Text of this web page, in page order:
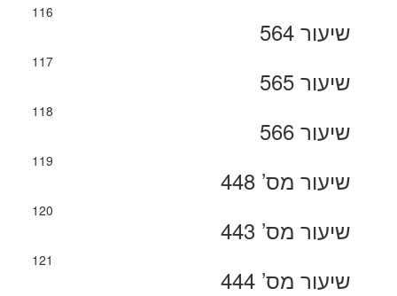
116
שיעור 564
117
שיעור 565
118
שיעור 566
119
שיעור מס’ 448
120
שיעור מס’ 443
121
שיעור מס’ 444